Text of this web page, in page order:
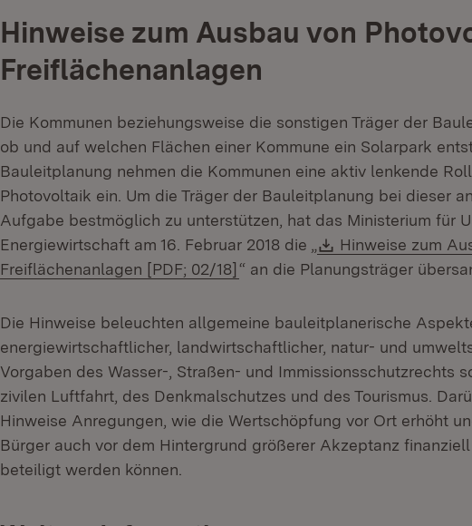
Hinweise zum Ausbau von
Freiflächenanlagen
Die Kommunen beziehungsweise die sonstigen Träger der
ob und auf welchen Flächen einer Kommune ein Solarpark
Bauleitplanung nehmen die Kommunen eine aktiv lenkende
Photovoltaik ein. Um die Träger der Bauleitplanung bei dieser
Aufgabe bestmöglich zu unterstützen, hat das Ministerium für
Energiewirtschaft am 16. Februar 2018 die „
Download:
Hinweise zum
Freiflächenanlagen [PDF; 02/18] (Öffnet in neuem Fenster)
“ an die Planungsträger
Die Hinweise beleuchten allgemeine bauleitplanerische
energiewirtschaftlicher, landwirtschaftlicher, natur- und
Vorgaben des Wasser-, Straßen- und Immissionsschutzrechts
zivilen Luftfahrt, des Denkmalschutzes und des Tourismus.
Hinweise Anregungen, wie die Wertschöpfung vor Ort erhöht
Bürger auch vor dem Hintergrund größerer Akzeptanz
beteiligt werden können.